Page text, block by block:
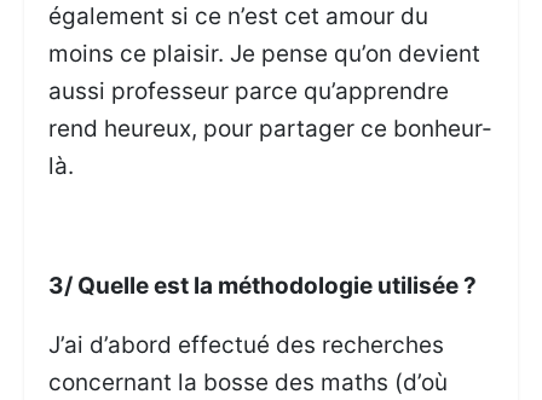
également si ce n’est cet amour du
moins ce plaisir. Je pense qu’on devient
aussi professeur parce qu’apprendre
rend heureux, pour partager ce bonheur-
là.
3/ Quelle est la méthodologie utilisée ?
J’ai d’abord effectué des recherches
concernant la bosse des maths (d’où